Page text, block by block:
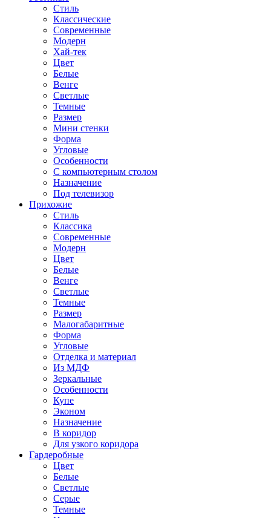
Стиль
Классические
Современные
Модерн
Хай-тек
Цвет
Белые
Венге
Светлые
Темные
Размер
Мини стенки
Форма
Угловые
Особенности
С компьютерным столом
Назначение
Под телевизор
Прихожие
Стиль
Классика
Современные
Модерн
Цвет
Белые
Венге
Светлые
Темные
Размер
Малогабаритные
Форма
Угловые
Отделка и материал
Из МДФ
Зеркальные
Особенности
Купе
Эконом
Назначение
В коридор
Для узкого коридора
Гардеробные
Цвет
Белые
Светлые
Серые
Темные